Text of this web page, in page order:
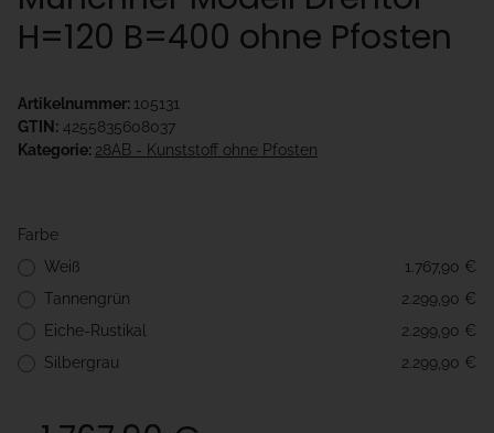
H=120 B=400 ohne Pfosten
Artikelnummer: 105131
GTIN: 4255835608037
Kategorie: 28AB - Kunststoff ohne Pfosten
Farbe
Weiß
1.767,90 €
Tannengrün
2.299,90 €
Eiche-Rustikal
2.299,90 €
Silbergrau
2.299,90 €